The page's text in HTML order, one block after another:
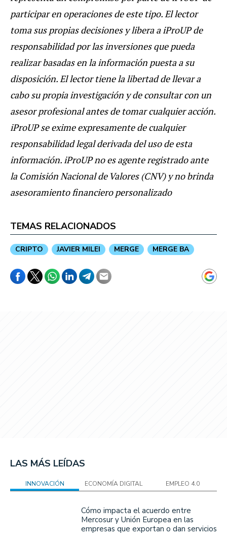
participar en operaciones de este tipo. El lector
toma sus propias decisiones y libera a iProUP de
responsabilidad por las inversiones que pueda
realizar basadas en la información puesta a su
disposición. El lector tiene la libertad de llevar a
cabo su propia investigación y de consultar con un
asesor profesional antes de tomar cualquier acción.
iProUP se exime expresamente de cualquier
responsabilidad legal derivada del uso de esta
información. iProUP no es agente registrado ante
la Comisión Nacional de Valores (CNV) y no brinda
asesoramiento financiero personalizado
TEMAS RELACIONADOS
CRIPTO JAVIER MILEI MERGE MERGE BA
LAS MÁS LEÍDAS
INNOVACIÓN ECONOMÍA DIGITAL EMPLEO 4.0
Cómo impacta el acuerdo entre
Mercosur y Unión Europea en las
empresas que exportan o dan servicios